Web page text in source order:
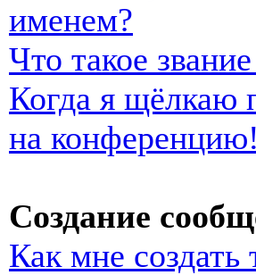
именем?
Что такое
Когда я щёлкаю
на конференцию!
Создание
Как мне